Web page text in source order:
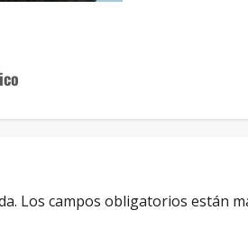
Los campos obligatorios están